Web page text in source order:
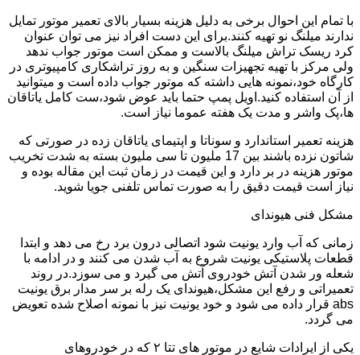
با تمام این احوال برخی به دلیل هزینه بسیار بالای تعمیر موتور تمایل
ندارند میلنگ نو تهیه کنند.برای این دست افراد نیز می توان عنوان
کرد ریسک تراش میلنگ بالاست و ممکن است موتور جواب ندهد
ولی مرکز با تهیه تجهیزات سنگین و به روز تراشکاری کامپیوتری در
کارگاه خود،نمونه هایی داشته که موتور جواب داده است و میتوانید
از آن استفاده کنید.اویل پمپ حتما باید عوض شود،ست کامل یاتاقان
ها،پک واشر و مدت یک هفته عموما نیاز است.
هزینه تعمیر استاندارد و سوناتا و اپتیمای یاتاقان زده در صورتی که
شاتون نزده باشند بین 17 ملیون تا سی ملیون بسته به شدت تخریب
موتور هزینه در بر دارد و این قیمت در زمان ثبت این مقاله بوده و
نیاز است قیمت دقیق را به صورت تماس تلفنی جویا شوید.
مشکل فنی هیوندای
زمانی که آب وارد یونیت شود اتصالی درون برد رخ می دهد و ابتدا
قطعات پلاستیکی یونیت شروع به آب شدن می کنند و در ادامه با
شعله ور شدن آتش خودروی آتش می گیرد و می سوزد.در روند
تعمیراتی و رفع این مشکل،هیوندای یک رله بر سر مدار برق یونیت
abs قرار داده می شود و خود یونیت نیز با نمونه اصلاح شده تعویض
می گردد.
یکی از ایرادات شایع در موتور های تتا ۲ که در خودروهای